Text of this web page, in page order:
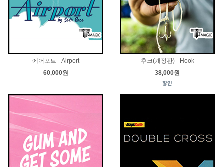
에어포트 - Airport
60,000원
후크(개정판) - Hook
38,000원